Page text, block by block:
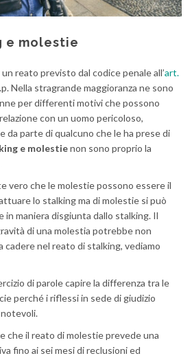
e molestie
reato previsto dal codice penale all’art.
Nella stragrande maggioranza ne sono
per differenti motivi che possono
con un uomo pericoloso,
da parte di qualcuno che le ha prese di
e molestienon sono proprio la
vero che le molestie possono essere il
lo stalking ma di molestie si può
in maniera disgiunta dallo stalking. Il
di una molestia potrebbe non
cadere nel reato di stalking, vediamo
di parole capire la differenza tra le
perché i riflessi in sede di giudizio
che il reato di molestie prevede una
fino ai sei mesi di reclusioni ed